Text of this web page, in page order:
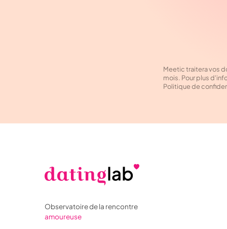
Meetic traitera vos
mois. Pour plus
Politique de
Observatoire de la rencontre
amoureuse